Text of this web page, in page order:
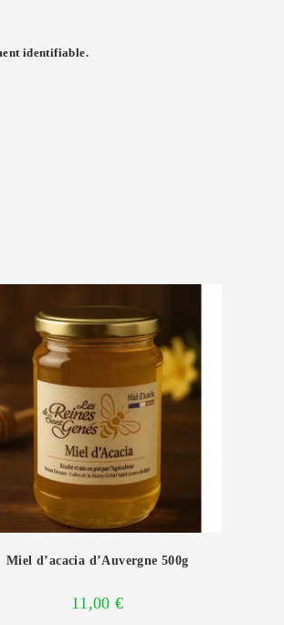
identifiable.
Miel d’acacia d’Auvergne 500g
11,00€